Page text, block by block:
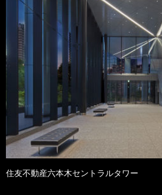
住友不動産六本木セントラルタワー